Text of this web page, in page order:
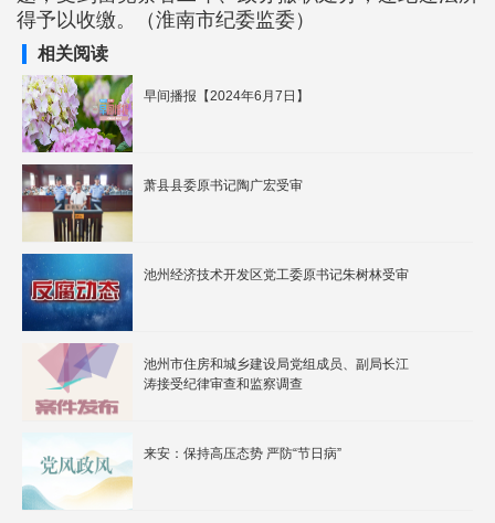
得予以收缴。（淮南市纪委监委）
相关阅读
早间播报【2024年6月7日】
萧县县委原书记陶广宏受审
池州经济技术开发区党工委原书记朱树林受审
池州市住房和城乡建设局党组成员、副局长江
涛接受纪律审查和监察调查
来安：保持高压态势 严防“节日病”